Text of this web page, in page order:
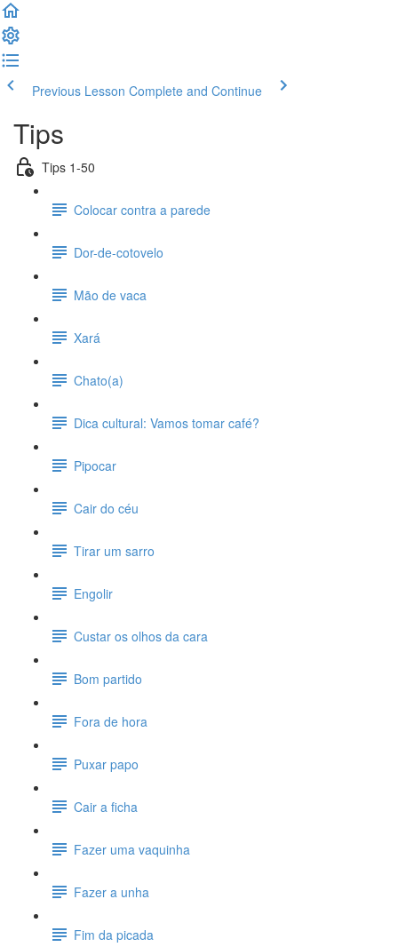
Previous Lesson Complete and Continue
Tips
Tips 1-50
Colocar contra a parede
Dor-de-cotovelo
Mão de vaca
Xará
Chato(a)
Dica cultural: Vamos tomar café?
Pipocar
Cair do céu
Tirar um sarro
Engolir
Custar os olhos da cara
Bom partido
Fora de hora
Puxar papo
Cair a ficha
Fazer uma vaquinha
Fazer a unha
Fim da picada